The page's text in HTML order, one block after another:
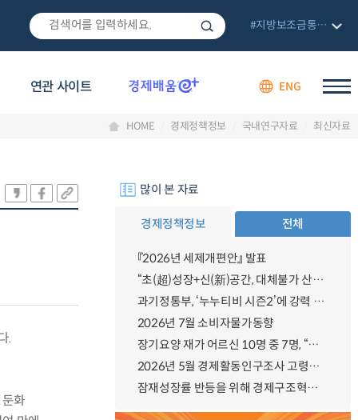
연관 사이트 ENG
#지방보조금통합관리망
HOME 경제정책정보 국내연구자료 최신자료
.
화
많이 본 자료
경제정책정보 전체
『2026년 세제개편안』 발표
“초(超)성장+신(新)공간, 대체불가 산업강국”
과기정통부, ‘누누티비 시즌2’에 강력 대응 의지 밝혀
2026년 7월 소비자물가동향
장기요양 재가 어르신 10명 중 7명, “아파도 살던 집에서 살겠다” 「2025년 장기요양실태조사」 결과 발표
2026년 5월 경제활동인구조사 고령층 부가조사 결과
잠재성장률 반등을 위해 경제구조혁신에 총력, 국가자산 관리체계 대전환